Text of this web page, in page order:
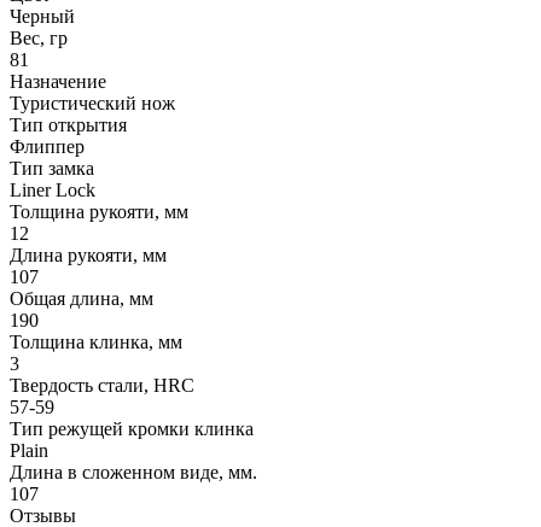
Черный
Вес, гр
81
Назначение
Туристический нож
Тип открытия
Флиппер
Тип замка
Liner Lock
Толщина рукояти, мм
12
Длина рукояти, мм
107
Общая длина, мм
190
Толщина клинка, мм
3
Твердость стали, HRC
57-59
Тип режущей кромки клинка
Plain
Длина в сложенном виде, мм.
107
Отзывы